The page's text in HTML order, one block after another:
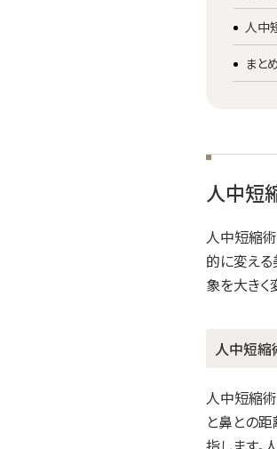
人中
まとめ
人中短
人中短縮術
的に変える
象を大きく
人中短縮
人中短縮
と鼻との